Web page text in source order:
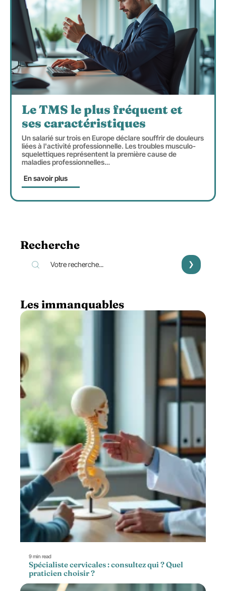
Le TMS le plus fréquent et
ses caractéristiques
Un salarié sur trois en Europe déclare souffrir de douleurs
liées à l'activité professionnelle. Les troubles musculo-
squelettiques représentent la première cause de
maladies professionnelles…
En savoir plus
Recherche
Les immanquables
9 min read
Spécialiste cervicales : consultez qui ? Quel
praticien choisir ?